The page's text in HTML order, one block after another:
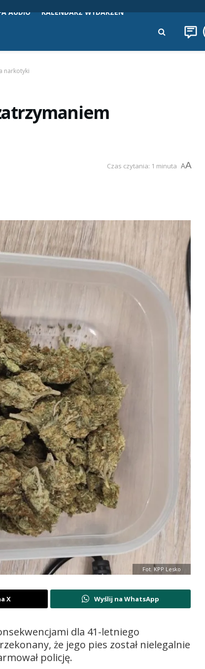
AUDIO KALENDARZ WYDARZEŃ
narkotyki
Czas czytania: 1 minuta AA
Fot. KPP Lesko
X Wyślij na WhatsApp
dla 41-letniego
że jego pies został nielegalnie
policję.